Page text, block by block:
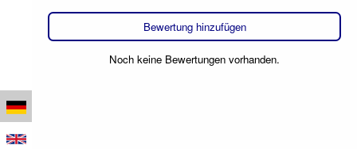
Bewertung hinzufügen
Noch keine Bewertungen vorhanden.